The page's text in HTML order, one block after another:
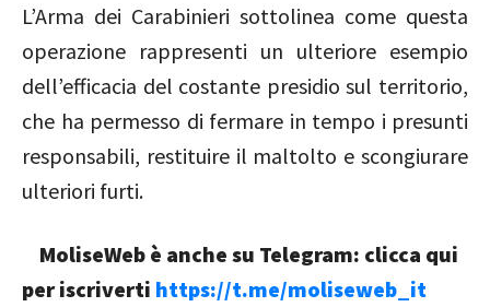
L’Arma dei Carabinieri sottolinea come questa
operazione rappresenti un ulteriore esempio
dell’efficacia del costante presidio sul territorio,
che ha permesso di fermare in tempo i presunti
responsabili, restituire il maltolto e scongiurare
ulteriori furti.
MoliseWeb è anche su Telegram: clicca qui
per iscriverti https://t.me/moliseweb_it